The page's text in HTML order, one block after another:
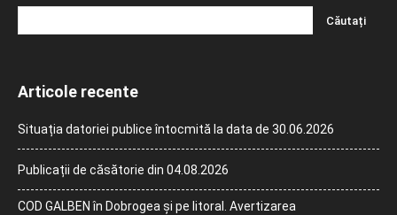
Articole recente
Situația datoriei publice întocmită la data de 30.06.2026
Publicații de căsătorie din 04.08.2026
COD GALBEN în Dobrogea și pe litoral. Avertizarea